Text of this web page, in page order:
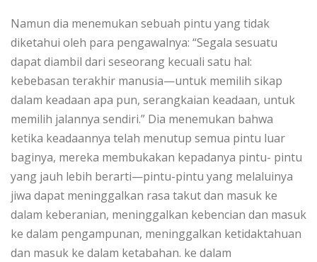
Namun dia menemukan sebuah pintu yang tidak
diketahui oleh para pengawalnya: “Segala sesuatu
dapat diambil dari seseorang kecuali satu hal:
kebebasan terakhir manusia—untuk memilih sikap
dalam keadaan apa pun, serangkaian keadaan, untuk
memilih jalannya sendiri.” Dia menemukan bahwa
ketika keadaannya telah menutup semua pintu luar
baginya, mereka membukakan kepadanya pintu- pintu
yang jauh lebih berarti—pintu-pintu yang melaluinya
jiwa dapat meninggalkan rasa takut dan masuk ke
dalam keberanian, meninggalkan kebencian dan masuk
ke dalam pengampunan, meninggalkan ketidaktahuan
dan masuk ke dalam ketabahan. ke dalam